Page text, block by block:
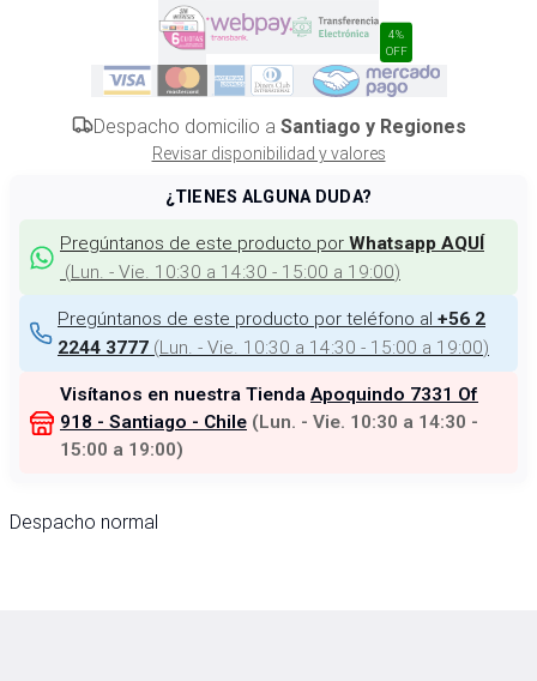
4%
OFF
Despacho domicilio a Santiago y Regiones
Revisar disponibilidad y valores
¿TIENES ALGUNA DUDA?
Pregúntanos de este producto por Whatsapp AQUÍ
(Lun. - Vie. 10:30 a 14:30 - 15:00 a 19:00)
Pregúntanos de este producto por teléfono al +56 2
2244 3777 (Lun. - Vie. 10:30 a 14:30 - 15:00 a 19:00)
Visítanos en nuestra Tienda Apoquindo 7331 Of
918 - Santiago - Chile (Lun. - Vie. 10:30 a 14:30 -
15:00 a 19:00)
Despacho normal